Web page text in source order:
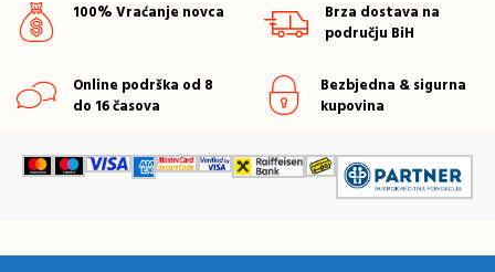
100% Vraćanje novca
Brza dostava na
području BiH
Online podrška od 8
do 16 časova
Bezbjedna & sigurna
kupovina